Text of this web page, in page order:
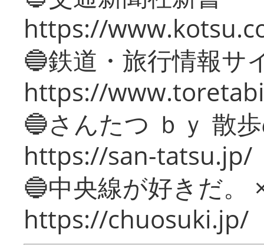
https://
🔵鉄道・旅行情報サ
https://
🔵さんたつ ｂｙ 散
https://san-tatsu.jp/
🔵中央線が好きだ。
https://chuosuki.jp/